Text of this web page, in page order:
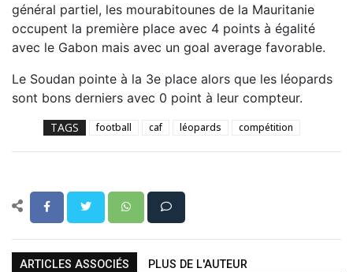
général partiel, les mourabitounes de la Mauritanie
occupent la première place avec 4 points à égalité
avec le Gabon mais avec un goal average favorable.
Le Soudan pointe à la 3e place alors que les léopards
sont bons derniers avec 0 point à leur compteur.
TAGS football caf léopards compétition
ARTICLES ASSOCIÉS PLUS DE L'AUTEUR